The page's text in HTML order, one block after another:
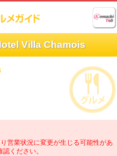
Villa Chamois
営業状況に変更が生じる可能性があ
ください。